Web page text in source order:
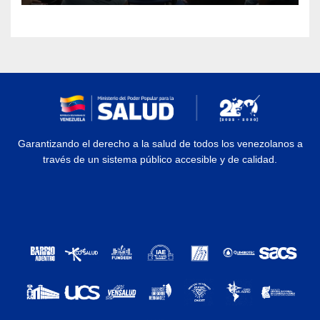
Garantizando el derecho a la salud de todos los venezolanos a
través de un sistema público accesible y de calidad.